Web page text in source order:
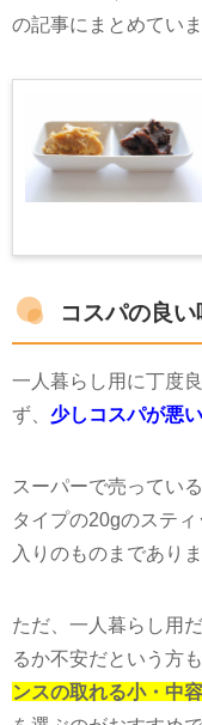
の記事にまとめてい
コスパの良
一人暮らし用に丁度
ず、 少しコスパが悪
スーパーで売ってい
タイプの20gのステ
入りのものまであり
ただ、一人暮らし用
るか不安だという方
ンスの取れる小・中